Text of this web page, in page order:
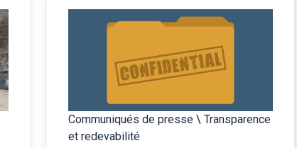
Communiqués de presse \ Transparence
et redevabilité